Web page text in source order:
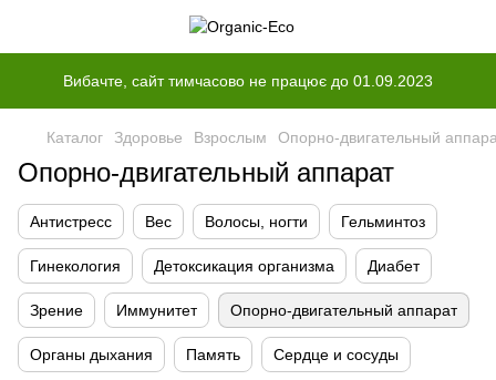
Вибачте, сайт тимчасово не працює до 01.09.2023
Каталог Здоровье Взрослым Опорно-двигательный
Опорно-двигательный аппарат
Антистресс Вес Волосы, ногти Гельминтоз
Гинекология Детоксикация организма Диабет
Зрение Иммунитет Опорно-двигательный аппарат
Органы дыхания Память Сердце и сосуды